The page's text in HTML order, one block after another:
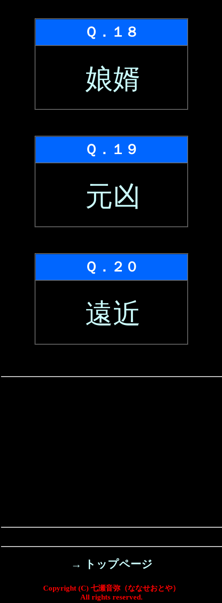
Ｑ．１８
娘婿
Ｑ．１９
元凶
Ｑ．２０
遠近
→ トップページ
Copyright (C) 七瀬音弥（ななせおとや）
All rights reserved.